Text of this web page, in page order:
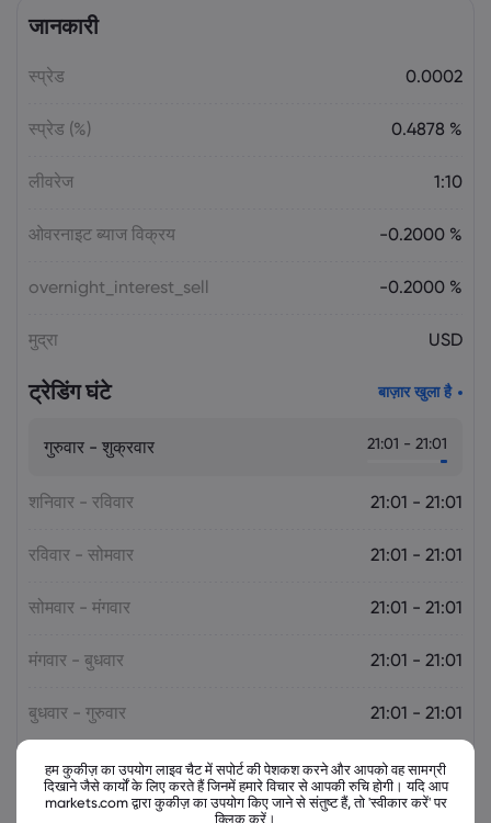
US-EU Relations: Russia Sanctions Unite
Emma Rose
Overheating, U.S. Trade Policy Risk
जानकारी
स्प्रेड 0.0002
स्प्रेड (%) 0.4878 %
लीवरेज 1:10
ओवरनाइट ब्याज विक्रय -0.2000 %
overnight_interest_sell -0.2000 %
मुद्रा USD
ट्रेडिंग घंटे बाज़ार खुला है
गुरुवार - शुक्रवार 21:01 - 21:01
शनिवार - रविवार 21:01 - 21:01
रविवार - सोमवार 21:01 - 21:01
सोमवार - मंगवार 21:01 - 21:01
मंगवार - बुधवार 21:01 - 21:01
बुधवार - गुरुवार 21:01 - 21:01
शुक्रवार - शनिवार 21:01 - 21:01
हम कुकीज़ का उपयोग लाइव चैट में सपोर्ट की पेशकश करने और आपको वह सामग्री
दिखाने जैसे कार्यों के लिए करते हैं जिनमें हमारे विचार से आपकी रुचि होगी। यदि आप
markets.com द्वारा कुकीज़ का उपयोग किए जाने से संतुष्ट हैं, तो 'स्वीकार करें' पर
क्लिक करें।